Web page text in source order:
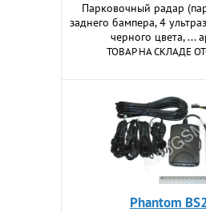
Парковочный радар
заднего бампера, 4
черного цвета, ...
ТОВАР НА СКЛАДЕ
Phantom